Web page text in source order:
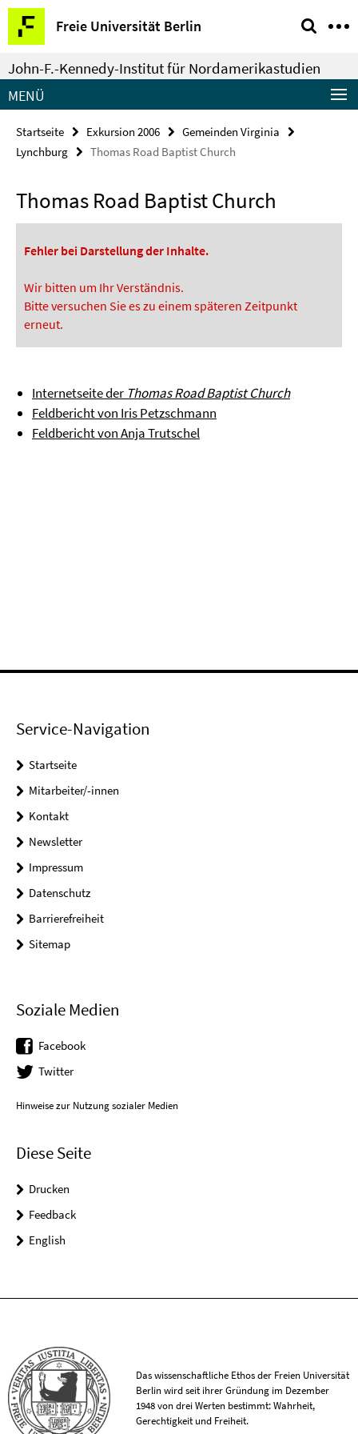
Springe
direkt
zu
Inhalt
Freie Universität Berlin
Service-
Navigation
John-F.-Kennedy-Institut für Nordamerikastudien
MENÜ
Startseite Exkursion 2006
Gemeinden Virginia
Lynchburg
Thomas Road Baptist Church
Thomas Road Baptist Church
Fehler bei Darstellung der Inhalte.
Wir bitten um Ihr Verständnis.
Bitte versuchen Sie es zu einem späteren Zeitpunkt
erneut.
Internetseite der Thomas Road Baptist Church
Feldbericht von Iris Petzschmann
Feldbericht von Anja Trutschel
Service-Navigation
Startseite
Mitarbeiter/-innen
Kontakt
Newsletter
Impressum
Datenschutz
Barrierefreiheit
Sitemap
Soziale Medien
Facebook
Twitter
Hinweise zur Nutzung sozialer Medien
Diese Seite
Drucken
Feedback
English
Das wissenschaftliche Ethos der Freien Universität
Berlin wird seit ihrer Gründung im Dezember
1948 von drei Werten bestimmt: Wahrheit,
Gerechtigkeit und Freiheit.